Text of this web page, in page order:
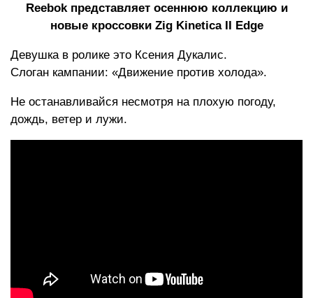
записи:
Reebok представляет осеннюю коллекцию и
новые кроссовки Zig Kinetica II Edge
Девушка в ролике это Ксения Дукалис.
Слоган кампании: «Движение против холода».
Не останавливайся несмотря на плохую погоду,
дождь, ветер и лужи.